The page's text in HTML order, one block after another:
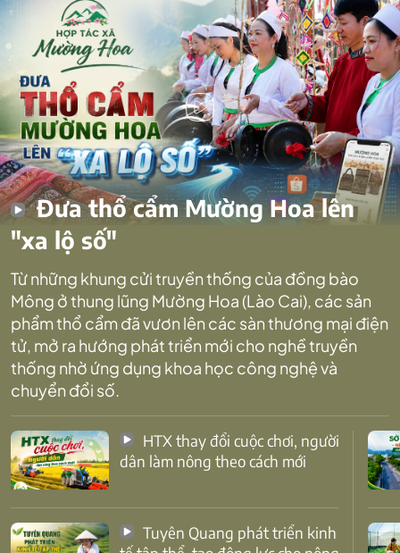
Đưa thổ cẩm Mường Hoa lên
"xa lộ số"
Từ những khung cửi truyền thống của đồng bào
Mông ở thung lũng Mường Hoa (Lào Cai), các sản
phẩm thổ cẩm đã vươn lên các sàn thương mại điện
tử, mở ra hướng phát triển mới cho nghề truyền
thống nhờ ứng dụng khoa học công nghệ và
chuyển đổi số.
dân làm nông theo cách mới